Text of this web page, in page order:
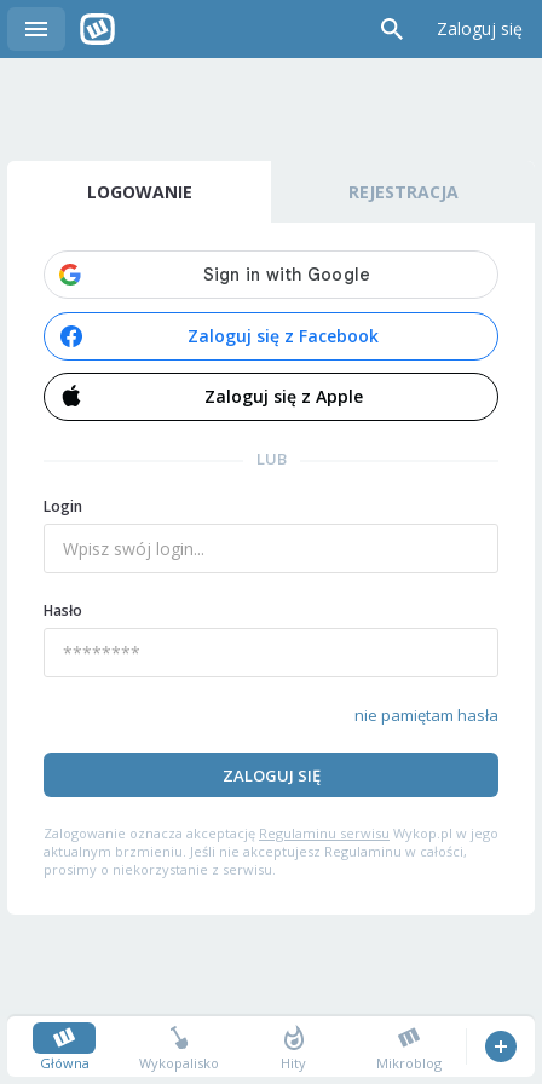
Zaloguj się
LOGOWANIE REJESTRACJA
Zaloguj się z Facebook
Zaloguj się z Apple
LUB
Login
Hasło
nie pamiętam hasła
ZALOGUJ SIĘ
Zalogowanie oznacza akceptację Regulaminu serwisu Wykop.pl w jego
aktualnym brzmieniu. Jeśli nie akceptujesz Regulaminu w całości,
prosimy o niekorzystanie z serwisu.
Główna Wykopalisko Hity Mikroblog